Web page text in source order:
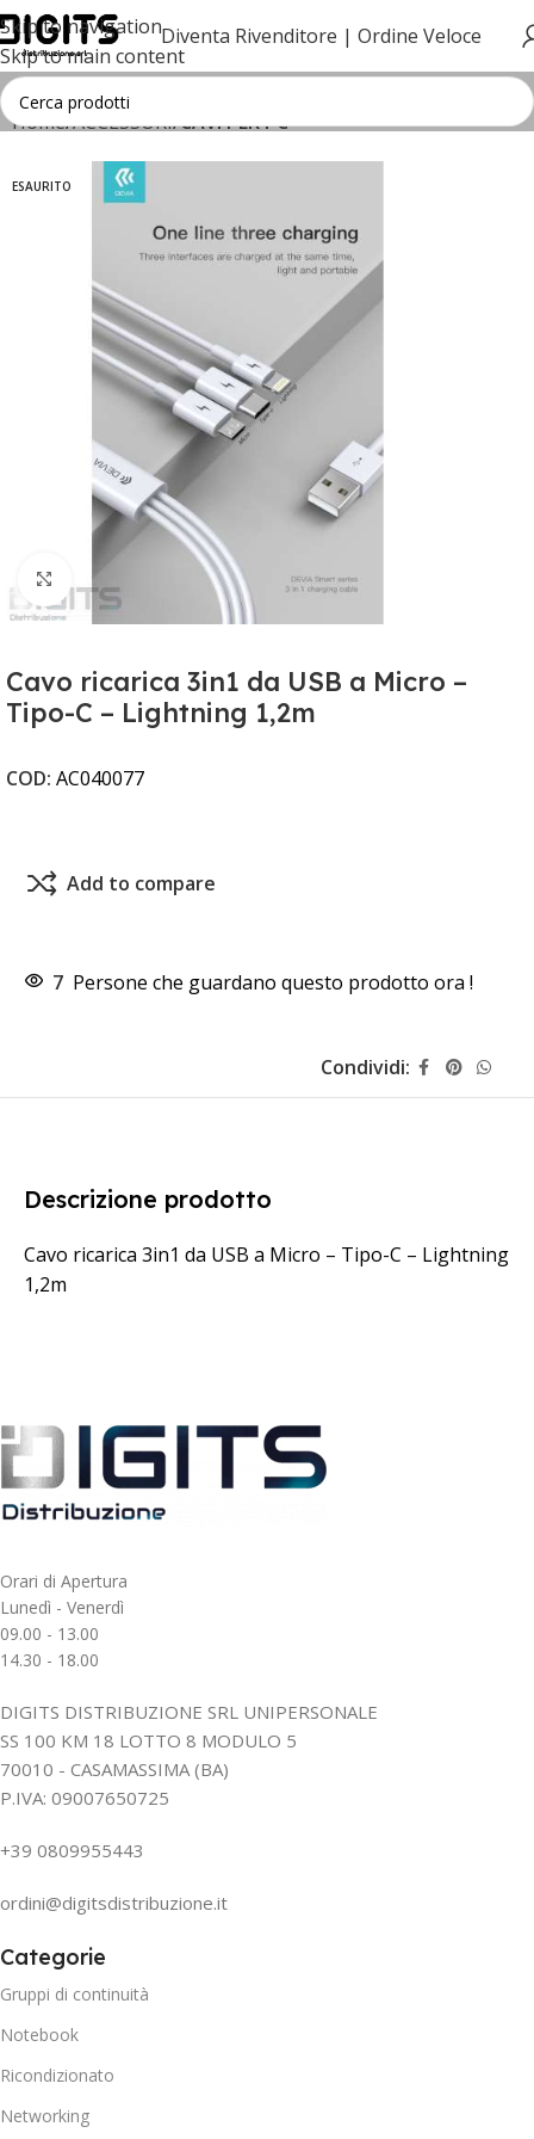
Skip to navigation
Skip to main content
Diventa Rivenditore | Ordine Veloce
Home ACCESSORI CAVI PER PC
ESAURITO
Clicca per ingrandire
Cavo ricarica 3in1 da USB a Micro –
Tipo-C – Lightning 1,2m
COD: AC040077
Add to compare
7 Persone che guardano questo prodotto ora !
Condividi:
Descrizione prodotto
Cavo ricarica 3in1 da USB a Micro – Tipo-C – Lightning
1,2m
Orari di Apertura
Lunedì - Venerdì
09.00 - 13.00
14.30 - 18.00
DIGITS DISTRIBUZIONE SRL UNIPERSONALE
SS 100 KM 18 LOTTO 8 MODULO 5
70010 - CASAMASSIMA (BA)
P.IVA: 09007650725
+39 0809955443
ordini@digitsdistribuzione.it
Categorie
Gruppi di continuità
Notebook
Ricondizionato
Networking